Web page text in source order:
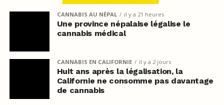
CANNABIS AU NÉPAL il y a 21 heures
Une province népalaise légalise le
cannabis médical
CANNABIS EN CALIFORNIE il y a 2 jours
Huit ans après la légalisation, la
Californie ne consomme pas davantage
de cannabis